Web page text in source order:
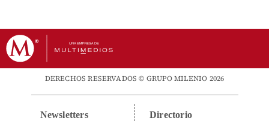
DERECHOS RESERVADOS © GRUPO MILENIO 2026
Newsletters Directorio